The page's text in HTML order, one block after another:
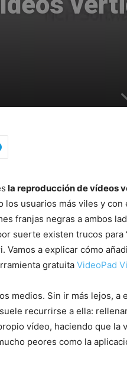
la reproducción de vídeos
los usuarios más viles y con
franjas negras a ambos
suerte existen trucos para
a explicar cómo
gratuita VideoPad
medios. Sin ir más lejos, a
recurrirse a ella:
vídeo, haciendo que la
peores como la